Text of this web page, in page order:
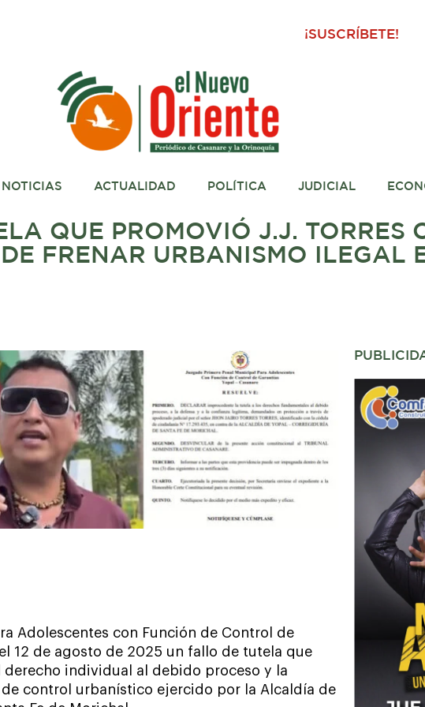
¡SUSCRÍBETE!
NOTICIAS ACTUALIDAD POLÍTICA JUDICIAL
QUE PROMOVIÓ J.J. TORRES
FRENAR URBANISMO ILEGAL
Adolescentes con Función de Control de
12 de agosto de 2025 un fallo de tutela que
derecho individual al debido proceso y la
control urbanístico ejercido por la Alcaldía de